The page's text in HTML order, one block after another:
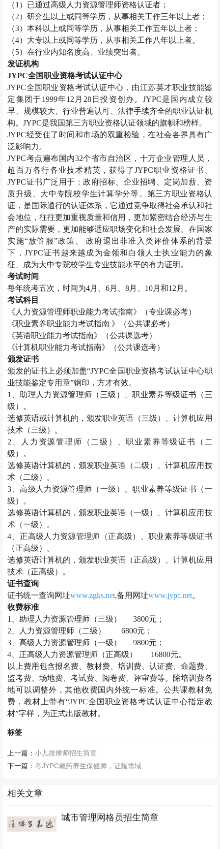
（1）已通过高级 人力资源管理师资格认证者；
（2）研究生以上或同等学历，从事相关工作三年以上者；
（3）本科以上或同等学历，从事相关工作五年以上者；
（4）大专以上或同等学历，从事相关工作八年以上者。
（5）在行业内知名度高、业绩突出者。
发证机构
JYPC全国职业资格考试认证中心
JYPC全国职业资格考试认证中心，由江苏英才职业技能鉴
定集团于1999年12月28日投资创办。JYPC是国内成立较
早、规模较大、行业普遍认可、法律手续齐全的职业认证机
构。JYPC是我国第三方职业资格认证领域的旗帜和榜样。
JYPC经受住了时间和市场的双重检验，在社会各界具有广
泛影响力。
JYPC考点遍布国内32个省市自治区，十万企业管理人员，
超百万各行各业技术精英，获得了JYPC职业资格证书。
JYPC证书广泛用于：政府招标、企业招聘、定岗加薪、资
质升级、大中专院校学生计算学分等。第三方职业资格认
证，是国际通行的认证体系，它通过竞争取得社会承认和社
会地位，往往更加重视质量和信用，更加紧密结合经济与生
产的实际需要，更加能够适应职场变化和社会发展。在国家
实施“放管服”政策、 政府退出非准入类评价体系的背景
下，JYPC证书越来越成为金领和白领人士执业能力的象
征、成为大中专院校学生专业技能水平的有力证明。
考试时间
每年统考五次，时间为4月、6月、8月、10月和12月。
考试科目
《 人力资源管理师职业能力考试指南》（专业课必考）
《职业素养职业能力考试指南 》（公共课必考）
《英语职业能力考试指南》（公共课选考）
《计算机职业能力考试指南》（公共课选考）
颁发证书
颁发的证书上必须加盖“JYPC全国职业资格考试认证中心职
业技能鉴定专用章”钢印，方才有效。
1、助理 人力资源管理师 （三级）、职业素养等级证书（三
级）。
选修英语或计算机的，颁发职业英语（三级）、计算机应用
技术（三级）。
2、
人力资源管理师 （二级）、职业素养等级证书（二
级）。
选修英语计算机的，颁发职业英语（二级）、计算机应用技
术（二级）。
3、高级 人力资源管理师 （一级）、职业素养等级证书（一
级）。
选修英语计算机的，颁发职业英语（一级）、计算机应用技
术（一级）。
4、正高级 人力资源管理师 （正高级）、职业素养等级证书
（正高级）。
选修英语计算机的，颁发职业英语（正高级）、计算机应用
技术（正高级）。
证书查询
证书统一查询网址www.zgks.net,备用网址www.jypc.net。
收费标准
1、助理 人力资源管理师 （三级）
3800元；
2、
人力资源管理师 （二级）
6800元；
3、高级 人力资源管理师 （一级）
9800元；
4、正高级 人力资源管理师 （正高级）
16800元。
以上费用包含报名费、教材费、培训费、认证费、命题费、
监考费、场地费、考试费、阅卷费、评审费等。除培训费各
地可以调整外，其他收费国内外统一标准。公共课教材免
费，教材上带有“JYPC全国职业资格考试认证中心指定教
材”字样，为正式出版教材。
标签
上一篇：小儿按摩师招生简章
下一篇：考JYPC藏药养生保健师，证耀雪域
相关文章
城市管理网格员招生简章